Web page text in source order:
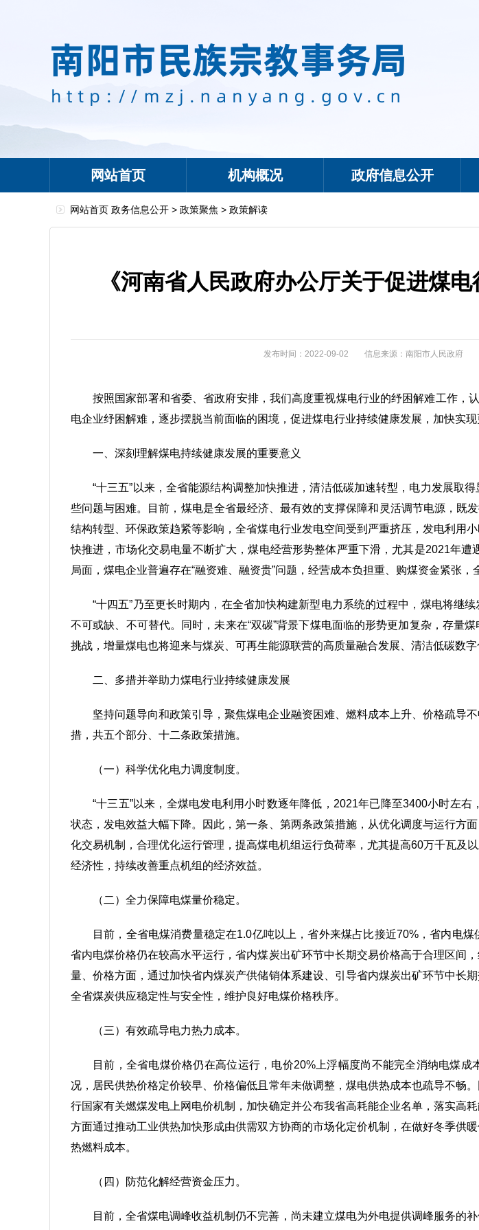
网站首页 机构概况 政府信息公开
网站首页 政务信息公开 > 政策聚焦 > 政策解读
《河南省人民政府办公厅关于促进煤
发布时间：2022-09-02 信息来源：南阳市人民政府
按照国家部署和省委、省政府安排，我们高度重视煤电行业的纾困解难工作，
电企业纾困解难，逐步摆脱当前面临的困境，促进煤电行业持续健康发展，加快实现
一、深刻理解煤电持续健康发展的重要意义
“十三五”以来，全省能源结构调整加快推进，清洁低碳加速转型，电力发展取
些问题与困难。目前，煤电是全省最经济、最有效的支撑保障和灵活调节电源，既
结构转型、环保政策趋紧等影响，全省煤电行业发电空间受到严重挤压，发电利用
快推进，市场化交易电量不断扩大，煤电经营形势整体严重下滑，尤其是2021年
局面，煤电企业普遍存在“融资难、融资贵”问题，经营成本负担重、购煤资金紧张，
“十四五”乃至更长时期内，在全省加快构建新型电力系统的过程中，煤电将继
不可或缺、不可替代。同时，未来在“双碳”背景下煤电面临的形势更加复杂，存量
挑战，增量煤电也将迎来与煤炭、可再生能源联营的高质量融合发展、清洁低碳数字
二、多措并举助力煤电行业持续健康发展
坚持问题导向和政策引导，聚焦煤电企业融资困难、燃料成本上升、价格疏导
措，共五个部分、十二条政策措施。
（一）科学优化电力调度制度。
“十三五”以来，全煤电发电利用小时数逐年降低，2021年已降至3400小时左
状态，发电效益大幅下降。因此，第一条、第两条政策措施，从优化调度与运行方
化交易机制，合理优化运行管理，提高煤电机组运行负荷率，尤其提高60万千瓦及
经济性，持续改善重点机组的经济效益。
（二）全力保障电煤量价稳定。
目前，全省电煤消费量稳定在1.0亿吨以上，省外来煤占比接近70%，省内电
省内电煤价格仍在较高水平运行，省内煤炭出矿环节中长期交易价格高于合理区间
量、价格方面，通过加快省内煤炭产供储销体系建设、引导省内煤炭出矿环节中长
全省煤炭供应稳定性与安全性，维护良好电煤价格秩序。
（三）有效疏导电力热力成本。
目前，全省电煤价格仍在高位运行，电价20%上浮幅度尚不能完全消纳电煤
况，居民供热价格定价较早、价格偏低且常年未做调整，煤电供热成本也疏导不畅
行国家有关燃煤发电上网电价机制，加快确定并公布我省高耗能企业名单，落实高
方面通过推动工业供热加快形成由供需双方协商的市场化定价机制，在做好冬季供
热燃料成本。
（四）防范化解经营资金压力。
目前，全省煤电调峰收益机制仍不完善，尚未建立煤电为外电提供调峰服务的